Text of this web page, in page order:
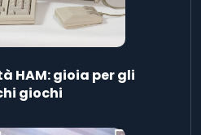
HAM: gioia per gli
giochi